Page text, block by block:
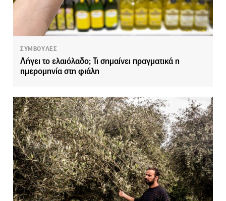
ΣΥΜΒΟΥΛΕΣ
Λήγει το ελαιόλαδο; Τι σημαίνει πραγματικά η
ημερομηνία στη φιάλη